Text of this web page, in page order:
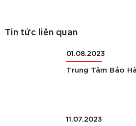
Tin tức liên quan
01.08.2023
Trung Tâm Bảo
11.07.2023